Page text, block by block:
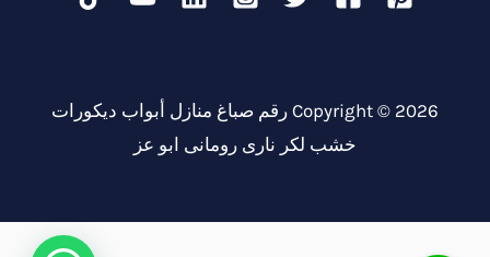
Copyright © 2026 رقم صباغ منازل أبواب ديكورات
خشب لكر نارى رومانى ابو عز